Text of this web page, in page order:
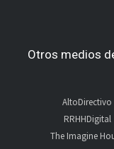
Otros medios
AltoDirectivo
RRHHDigital
The Imagine